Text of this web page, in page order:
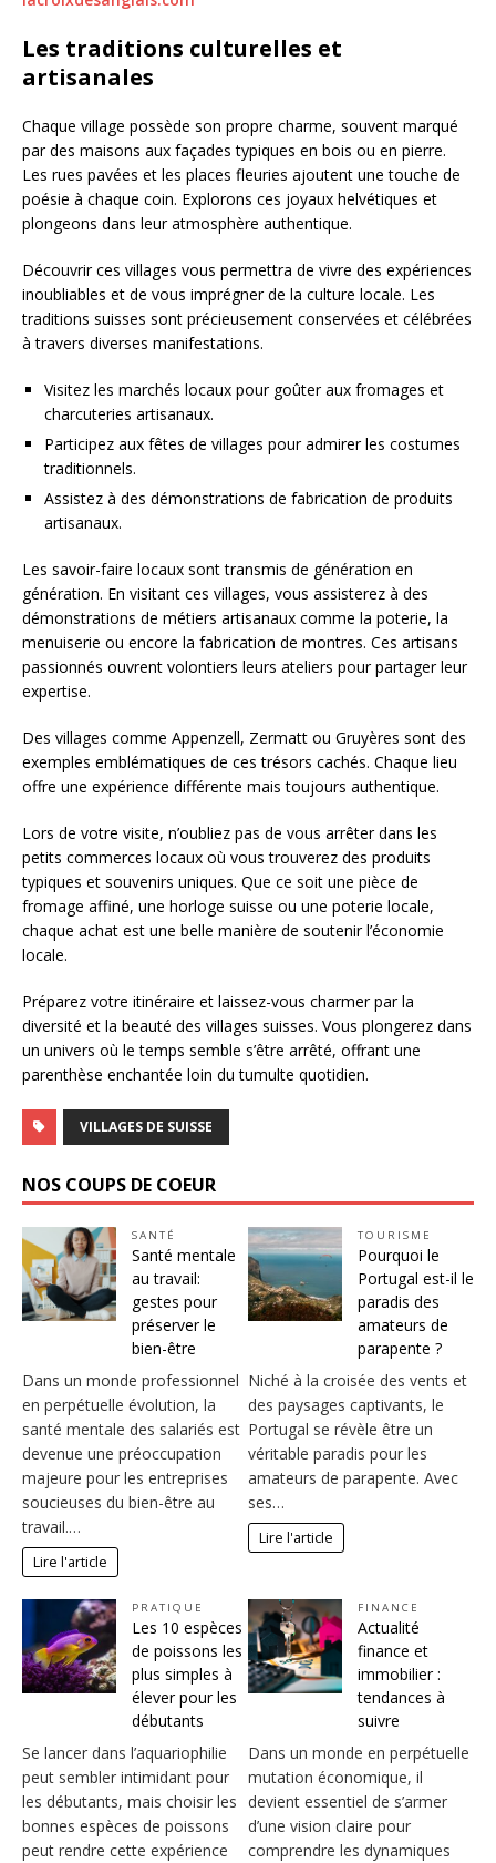
Les traditions culturelles et
artisanales
Chaque village possède son propre charme, souvent marqué
par des maisons aux façades typiques en bois ou en pierre.
Les rues pavées et les places fleuries ajoutent une touche de
poésie à chaque coin. Explorons ces joyaux helvétiques et
plongeons dans leur atmosphère authentique.
Découvrir ces villages vous permettra de vivre des expériences
inoubliables et de vous imprégner de la culture locale. Les
traditions suisses sont précieusement conservées et célébrées
à travers diverses manifestations.
Visitez les marchés locaux pour goûter aux fromages et
charcuteries artisanaux.
Participez aux fêtes de villages pour admirer les costumes
traditionnels.
Assistez à des démonstrations de fabrication de produits
artisanaux.
Les savoir-faire locaux sont transmis de génération en
génération. En visitant ces villages, vous assisterez à des
démonstrations de métiers artisanaux comme la poterie, la
menuiserie ou encore la fabrication de montres. Ces artisans
passionnés ouvrent volontiers leurs ateliers pour partager leur
expertise.
Des villages comme Appenzell, Zermatt ou Gruyères sont des
exemples emblématiques de ces trésors cachés. Chaque lieu
offre une expérience différente mais toujours authentique.
Lors de votre visite, n’oubliez pas de vous arrêter dans les
petits commerces locaux où vous trouverez des produits
typiques et souvenirs uniques. Que ce soit une pièce de
fromage affiné, une horloge suisse ou une poterie locale,
chaque achat est une belle manière de soutenir l’économie
locale.
Préparez votre itinéraire et laissez-vous charmer par la
diversité et la beauté des villages suisses. Vous plongerez dans
un univers où le temps semble s’être arrêté, offrant une
parenthèse enchantée loin du tumulte quotidien.
VILLAGES DE SUISSE
NOS COUPS DE COEUR
SANTÉ
Santé mentale
au travail:
gestes pour
préserver le
bien-être
Dans un monde professionnel
en perpétuelle évolution, la
santé mentale des salariés est
devenue une préoccupation
majeure pour les entreprises
soucieuses du bien-être au
travail.…
Lire l'article
TOURISME
Pourquoi le
Portugal est-il le
paradis des
amateurs de
parapente ?
Niché à la croisée des vents et
des paysages captivants, le
Portugal se révèle être un
véritable paradis pour les
amateurs de parapente. Avec
ses…
Lire l'article
PRATIQUE
Les 10 espèces
de poissons les
plus simples à
élever pour les
débutants
Se lancer dans l’aquariophilie
peut sembler intimidant pour
les débutants, mais choisir les
bonnes espèces de poissons
peut rendre cette expérience
FINANCE
Actualité
finance et
immobilier :
tendances à
suivre
Dans un monde en perpétuelle
mutation économique, il
devient essentiel de s’armer
d’une vision claire pour
comprendre les dynamiques